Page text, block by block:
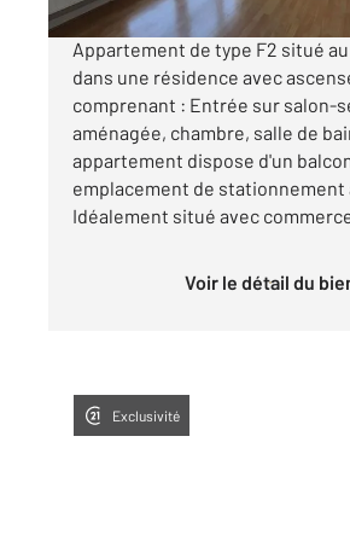
Appartement de type F2 situé
dans une résidence avec
comprenant : Entrée sur salon-
aménagée, chambre, salle de
appartement dispose d'un
emplacement de stationnement
Idéalement situé avec
Voir le détail du
Exclusivité